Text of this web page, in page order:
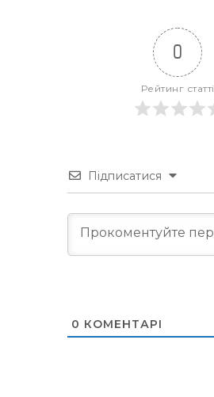
0
Рейтинг статті
Підписатися
0 КОМЕНТАРІ